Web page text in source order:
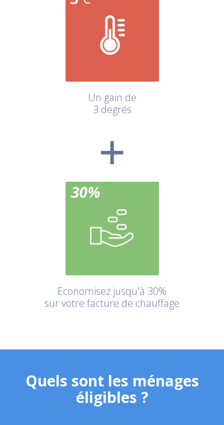
Un gain de
3 degrés
Economisez jusqu'à 30%
sur votre facture de chauffage
Quels sont les ménages
éligibles ?